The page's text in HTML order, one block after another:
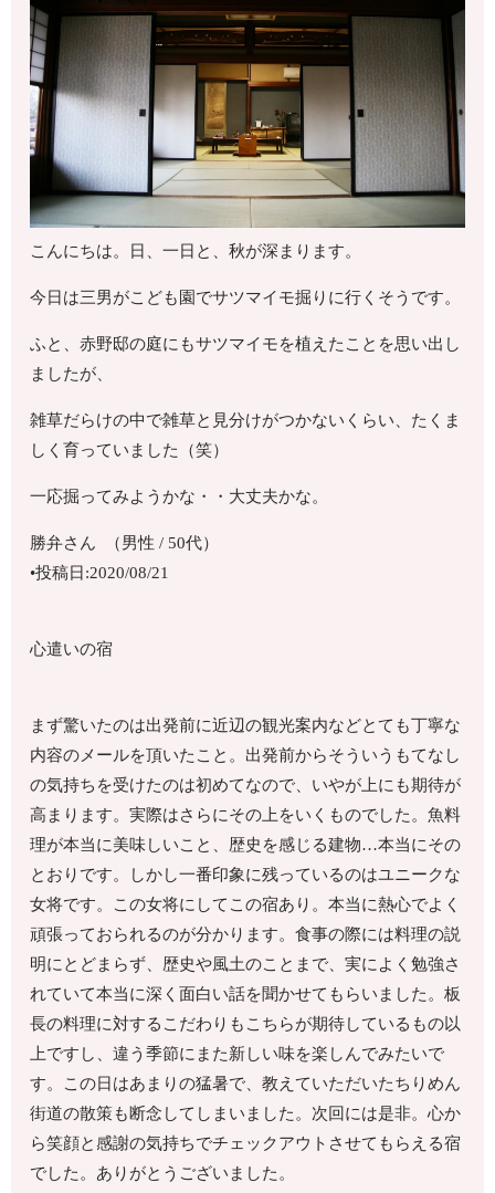
こんにちは。日、一日と、秋が深まります。
今日は三男がこども園でサツマイモ掘りに行くそうです。
ふと、赤野邸の庭にもサツマイモを植えたことを思い出し
ましたが、
雑草だらけの中で雑草と見分けがつかないくらい、たくま
しく育っていました（笑）
一応掘ってみようかな・・大丈夫かな。
勝弁さん （男性 / 50代）
•投稿日:2020/08/21
心遣いの宿
まず驚いたのは出発前に近辺の観光案内などとても丁寧な
内容のメールを頂いたこと。出発前からそういうもてなし
の気持ちを受けたのは初めてなので、いやが上にも期待が
高まります。実際はさらにその上をいくものでした。魚料
理が本当に美味しいこと、歴史を感じる建物…本当にその
とおりです。しかし一番印象に残っているのはユニークな
女将です。この女将にしてこの宿あり。本当に熱心でよく
頑張っておられるのが分かります。食事の際には料理の説
明にとどまらず、歴史や風土のことまで、実によく勉強さ
れていて本当に深く面白い話を聞かせてもらいました。板
長の料理に対するこだわりもこちらが期待しているもの以
上ですし、違う季節にまた新しい味を楽しんでみたいで
す。この日はあまりの猛暑で、教えていただいたちりめん
街道の散策も断念してしまいました。次回には是非。心か
ら笑顔と感謝の気持ちでチェックアウトさせてもらえる宿
でした。ありがとうございました。